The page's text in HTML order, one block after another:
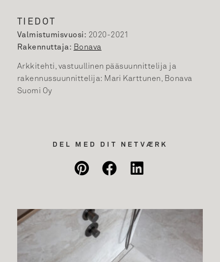
TIEDOT
Valmistumisvuosi: 2020-2021
Rakennuttaja: Bonava
Arkkitehti, vastuullinen pääsuunnittelija ja
rakennussuunnittelija: Mari Karttunen, Bonava
Suomi Oy
DEL MED DIT NETVÆRK